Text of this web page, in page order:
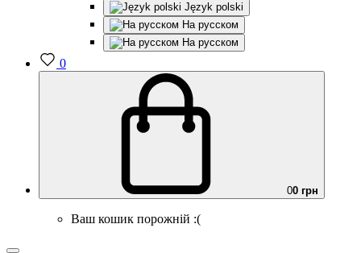
Język polski
На русском
На русском
0
00 грн
Ваш кошик порожній :(